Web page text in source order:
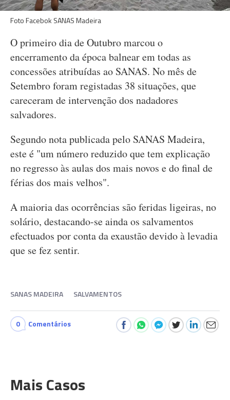
Foto Facebok SANAS Madeira
O primeiro dia de Outubro marcou o
encerramento da época balnear em todas as
concessões atribuídas ao SANAS. No mês de
Setembro foram registadas 38 situações, que
careceram de intervenção dos nadadores
salvadores.
Segundo nota publicada pelo SANAS Madeira,
este é "um número reduzido que tem explicação
no regresso às aulas dos mais novos e do final de
férias dos mais velhos".
A maioria das ocorrências são feridas ligeiras, no
solário, destacando-se ainda os salvamentos
efectuados por conta da exaustão devido à levadia
que se fez sentir.
SANAS MADEIRA SALVAMENTOS
0 Comentários
Mais Casos